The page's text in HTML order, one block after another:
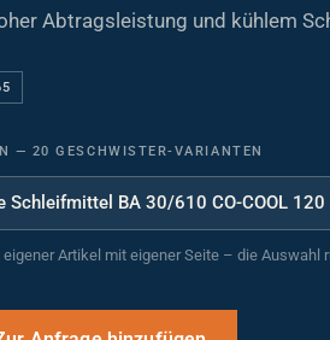
Abtragsleistung und kühlem
20 GESCHWISTER-VARIANTEN
eigener Artikel mit eigener Seite – die Auswahl